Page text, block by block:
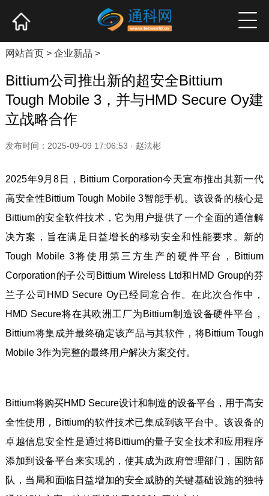
产业资讯 企业新品 高端访谈
网站首页> 企业新品 >
Bittium公司推出新的超安全Bittium
Tough Mobile 3，并与HMD Secure Oy建
立战略合作
发布时间：2025-09-09 17:06:53 · 赵法彬
2025年9月8日，Bittium Corporation今天宣布推出其新一代
高安全性Bittium Tough Mobile 3智能手机。该设备的核心是
Bittium的安全软件技术，它为用户提供了一个全面的通信解
决方案，旨在满足日益增长的移动安全和性能要求。新的
Tough Mobile 3将使用第三方生产的硬件平台，Bittium
Corporation的子公司Bittium Wireless Ltd和HMD Group的芬
兰子公司HMD Secure Oy已经同意合作。在此次合作中，
HMD Secure将在其欧洲工厂为Bittium制造设备硬件平台，
Bittium将集成并最终确定该产品与其软件，将Bittium Tough
Mobile 3作为完整的最终用户解决方案交付。
Bittium将购买HMD Secure设计和制造的设备平台，用于高安
全性使用，Bittium的软件技术已集成到该平台中。该设备的
卓越信息安全性是通过将Bittium的量子安全技术和应用程序
添加到设备平台来实现的，使其成为政府管理部门，国防部
队，当局和面临日益增加的安全威胁的关键基础设施的独特